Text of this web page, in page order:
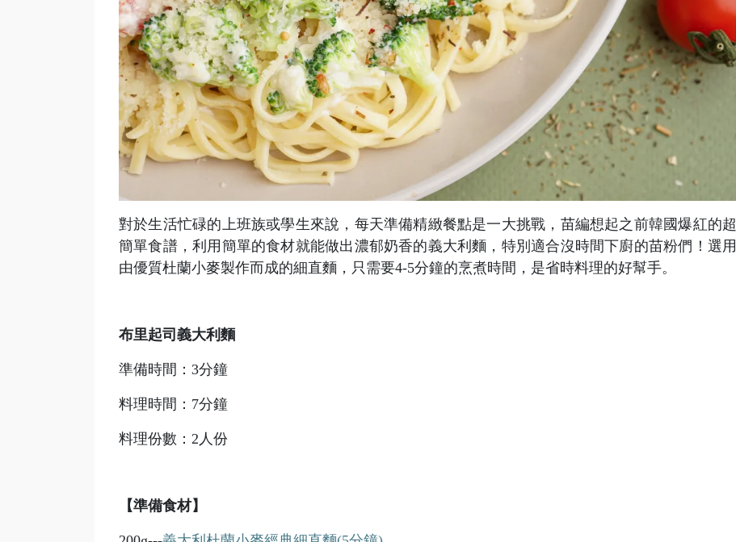
對於生活忙碌的上班族或學生來說，每天準備精緻餐點是一大挑戰，苗編想起之前韓國爆紅的超
簡單食譜，利用簡單的食材就能做出濃郁奶香的義大利麵，特別適合沒時間下廚的苗粉們！選用
由優質杜蘭小麥製作而成的細直麵，只需要4-5分鐘的烹煮時間，是省時料理的好幫手。
布里起司義大利麵
準備時間：3分鐘
料理時間：7分鐘
料理份數：2人份
【準備食材】